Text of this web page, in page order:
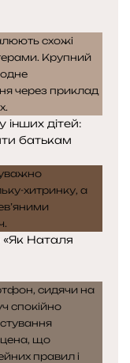
інших дітей:
батькам
Наталя